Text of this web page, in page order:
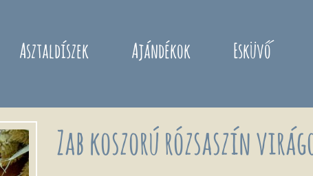
Asztaldíszek Ajándékok Esküvő
Zab koszorú rózsaszín